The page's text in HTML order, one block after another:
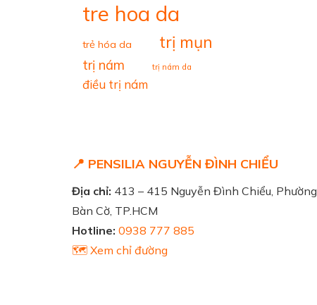
tre hoa da
trẻ hóa da trị mụn
trị nám trị nám da
điều trị nám
📍 PENSILIA NGUYỄN ĐÌNH CHIỂU
Địa chỉ: 413 – 415 Nguyễn Đình Chiểu, Phường
Bàn Cờ, TP.HCM
Hotline: 0938 777 885
🗺️ Xem chỉ đường